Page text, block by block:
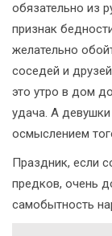
обязательно из
признак
желательно
соседей и
это утро в дом
удача. А
осмыслением
Праздник, если
предков, очень
самобытность